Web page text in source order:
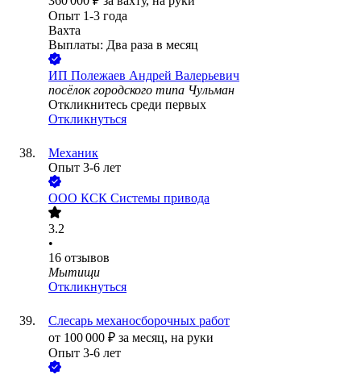
Опыт 1-3 года
Вахта
Выплаты: Два раза в месяц
ИП Полежаев Андрей Валерьевич
посёлок городского типа Чульман
Откликнитесь среди первых
Откликнуться
Механик
Опыт 3-6 лет
ООО КСК Системы привода
3.2
•
16 отзывов
Мытищи
Откликнуться
Слесарь механосборочных работ
от 100 000 ₽ за месяц, на руки
Опыт 3-6 лет